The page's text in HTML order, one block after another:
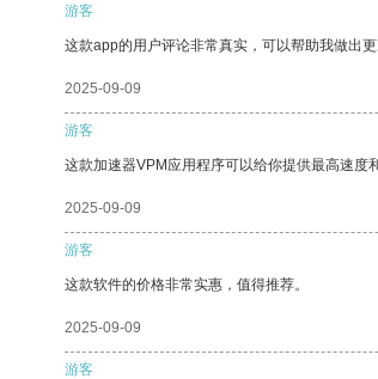
游客
这款app的用户评论非常真实，可以帮助我做出更
2025-09-09
游客
这款加速器VPM应用程序可以给你提供最高速度
2025-09-09
游客
这款软件的价格非常实惠，值得推荐。
2025-09-09
游客